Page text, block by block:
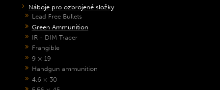
Náboje pro ozbrojené složky
Lead Free Bullets
Green Ammunition
IR - DIM Tracer
Frangible
9 × 19
Handgun ammunition
4.6 × 30